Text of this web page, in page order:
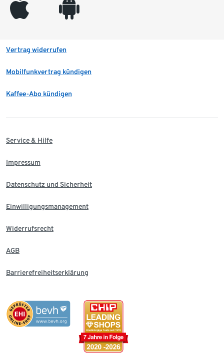
appleinc android
Vertrag widerrufen
Mobilfunkvertrag kündigen
Kaffee-Abo kündigen
Service & Hilfe
Impressum
Datenschutz und Sicherheit
Einwilligungsmanagement
Widerrufsrecht
AGB
Barrierefreiheitserklärung